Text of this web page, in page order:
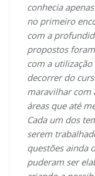
conhecia
no primeiro
com a
propostos
com a
decorrer do
maravilhar com
áreas que até
Cada um dos
serem
questões ainda
puderam ser